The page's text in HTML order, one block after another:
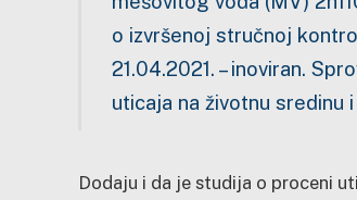
o izvršenoj stručnoj
21.04.2021. – inoviran.
uticaja na životnu sredinu
Dodaju i da je studija o proceni